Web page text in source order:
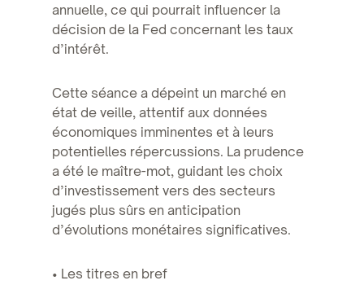
annuelle, ce qui pourrait influencer la
décision de la Fed concernant les taux
d’intérêt.
Cette séance a dépeint un marché en
état de veille, attentif aux données
économiques imminentes et à leurs
potentielles répercussions. La prudence
a été le maître-mot, guidant les choix
d’investissement vers des secteurs
jugés plus sûrs en anticipation
d’évolutions monétaires significatives.
• Les titres en bref